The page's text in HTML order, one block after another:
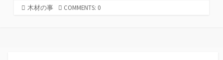
木材の事 COMMENTS: 0